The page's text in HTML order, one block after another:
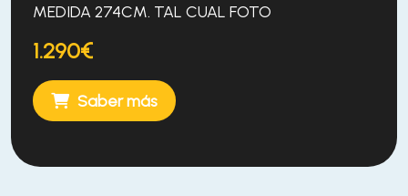
MEDIDA 274CM. TAL CUAL FOTO
1.290€
Saber más